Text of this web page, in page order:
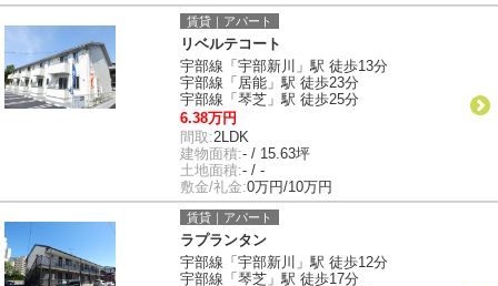
賃貸｜アパート
リベルテコート
宇部線「宇部新川」駅 徒歩13分
宇部線「居能」駅 徒歩23分
宇部線「琴芝」駅 徒歩25分
6.38万円
間取:2LDK
建物面積:- / 15.63坪
土地面積:- / -
敷金/礼金:0万円/10万円
賃貸｜アパート
ラプランタン
宇部線「宇部新川」駅 徒歩12分
宇部線「琴芝」駅 徒歩17分